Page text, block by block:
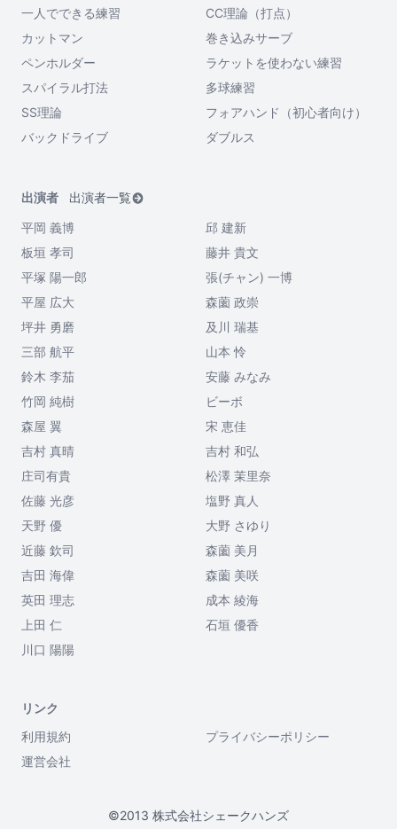
一人でできる練習
CC理論（打点）
カットマン
巻き込みサーブ
ペンホルダー
ラケットを使わない練習
スパイラル打法
多球練習
SS理論
フォアハンド（初心者向け）
バックドライブ
ダブルス
出演者
出演者一覧
平岡 義博
邱 建新
板垣 孝司
藤井 貴文
平塚 陽一郎
張(チャン) 一博
平屋 広大
森薗 政崇
坪井 勇磨
及川 瑞基
三部 航平
山本 怜
鈴木 李茄
安藤 みなみ
竹岡 純樹
ビーボ
森屋 翼
宋 恵佳
吉村 真晴
吉村 和弘
庄司有貴
松澤 茉里奈
佐藤 光彦
塩野 真人
天野 優
大野 さゆり
近藤 欽司
森薗 美月
吉田 海偉
森薗 美咲
英田 理志
成本 綾海
上田 仁
石垣 優香
川口 陽陽
リンク
利用規約
プライバシーポリシー
運営会社
©2013 株式会社シェークハンズ